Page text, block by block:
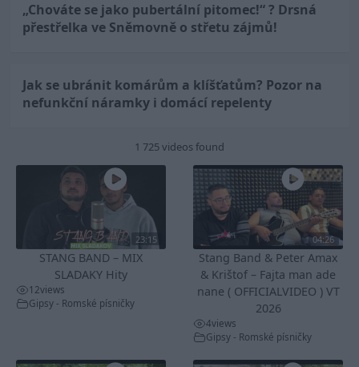
„Chováte se jako pubertální pitomec!“ ? Drsná
přestřelka ve Sněmovně o střetu zájmů!
Jak se ubránit komárům a klíšťatům? Pozor na
nefunkční náramky i domácí repelenty
1 725 videos found
23:15
STANG BAND – MIX
SLADAKY Hity
12views
Gipsy - Romské písničky
04:26
Stang Band & Peter Amax
& Krištof – Fajta man ade
nane ( OFFICIALVIDEO ) VT
2026
4views
Gipsy - Romské písničky